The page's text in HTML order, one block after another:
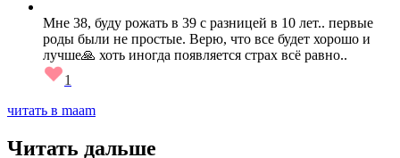
Мне 38, буду рожать в 39 с разницей в 10 лет.. первые
роды были не простые. Верю, что все будет хорошо и
лучше🙏 хоть иногда появляется страх всё равно..
1
читать в maam
Читать дальше